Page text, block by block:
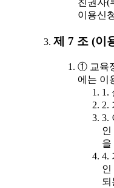
친권자(
이용신
제 7 조 (이
① 교육
에는 이
1.
2.
3.
인
을
4.
인
되